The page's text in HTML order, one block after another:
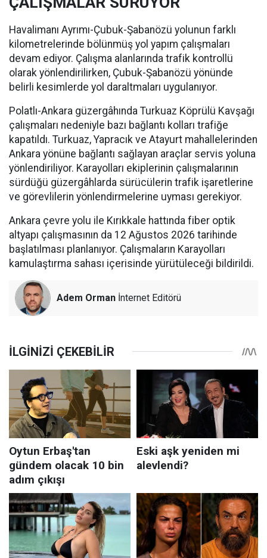
Havalimanı Ayrımı-Çubuk-Şabanözü yolunun farklı
kilometrelerinde bölünmüş yol yapım çalışmaları
devam ediyor. Çalışma alanlarında trafik kontrollü
olarak yönlendirilirken, Çubuk-Şabanözü yönünde
belirli kesimlerde yol daraltmaları uygulanıyor.
Polatlı-Ankara güzergâhında Turkuaz Köprülü Kavşağı
çalışmaları nedeniyle bazı bağlantı kolları trafiğe
kapatıldı. Turkuaz, Yapracık ve Atayurt mahallelerinden
Ankara yönüne bağlantı sağlayan araçlar servis yoluna
yönlendiriliyor. Karayolları ekiplerinin çalışmalarının
sürdüğü güzergâhlarda sürücülerin trafik işaretlerine
ve görevlilerin yönlendirmelerine uyması gerekiyor.
Ankara çevre yolu ile Kırıkkale hattında fiber optik
altyapı çalışmasının da 12 Ağustos 2026 tarihinde
başlatılması planlanıyor. Çalışmaların Karayolları
kamulaştırma sahası içerisinde yürütüleceği bildirildi.
Adem Orman İnternet Editörü